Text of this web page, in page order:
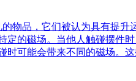
物品，它们被认为具有提
的磁场。当他人触碰摆件
可能会带来不同的磁场。